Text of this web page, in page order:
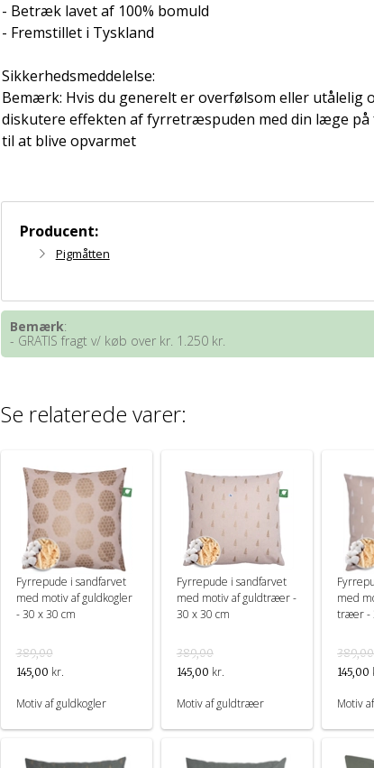
- Betræk lavet af 100% bomuld
- Fremstillet i Tyskland
Sikkerhedsmeddelelse:
Bemærk: Hvis du generelt er overfølsom eller utålelig
diskutere effekten af ​​fyrretræspuden med din læge på
til at blive opvarmet
Producent:
Pigmåtten
Bemærk:
- GRATIS fragt v/ køb over kr. 1.250 kr.
Se relaterede varer:
Fyrrepude i sandfarvet
med motiv af guldkogler
- 30 x 30 cm
389,00
145,00 kr.
Motiv af guldkogler
Fyrrepude i sandfarvet
med motiv af guldtræer -
30 x 30 cm
389,00
145,00 kr.
Motiv af guldtræer
med
træer -
389,00
145,00
Motiv